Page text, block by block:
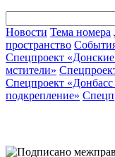
Новости Тема номера
пространство
Спецпроект
мстители»
Спецпроект «Донбасс
подкрепление»